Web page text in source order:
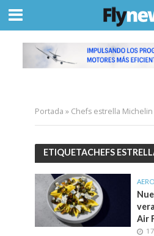
Portada » Chefs estrella Michelin
ETIQUETACHEFS
Air